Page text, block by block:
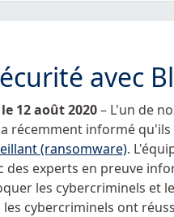
avec
12 août 2020– L'un de
récemment informé
(ransomware).
des experts en preuve
les cybercriminels et
cybercriminels ont